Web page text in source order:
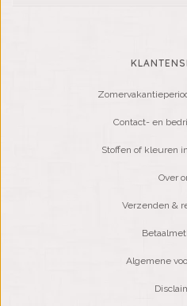
Contact- en
Stoffen of kleuren
Over
Verzenden &
Algemene